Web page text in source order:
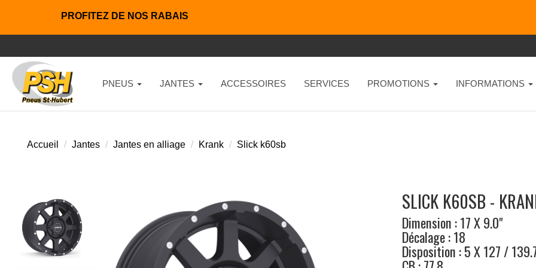
PROFITEZ DE NOS RABAIS
PNEUS JANTES ACCESSOIRES SERVICES PROMOTIONS INFORMATIONS
Accueil Jantes Jantes en alliage Krank Slick k60sb
SLICK K60SB -
Dimension : 17 X 9.0"
Décalage : 18
Disposition : 5 X 127 /